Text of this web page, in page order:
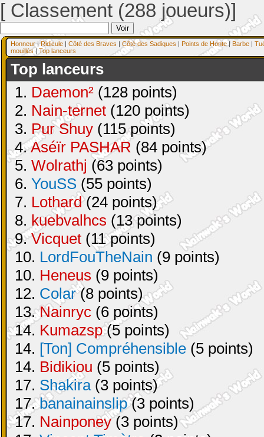
[ Classement (288 joueurs)]
Honneur|Ridicule | Côté des Braves | Côté des Sadiques | Points de Honte| Barbe |
mouillés| Top lanceurs
Top lanceurs
1. Daemon² (128 points)
2. Nain-ternet (120 points)
3. Pur Shuy (115 points)
4.Aséïr PASHAR (84 points)
5. Wolrathj (63 points)
6. YouSS (55 points)
7. Lothard(24 points)
8. kuebvalhcs (13 points)
9.Vicquet (11 points)
10. LordFouTheNain (9 points)
10. Heneus (9 points)
12. Colar(8 points)
13.Nainryc (6 points)
14. Kumazsp(5 points)
14. [Ton] Compréhensible (5 points)
14. Bidikiou (5 points)
17. Shakira(3 points)
17.banainainslip(3 points)
17. Nainponey(3 points)